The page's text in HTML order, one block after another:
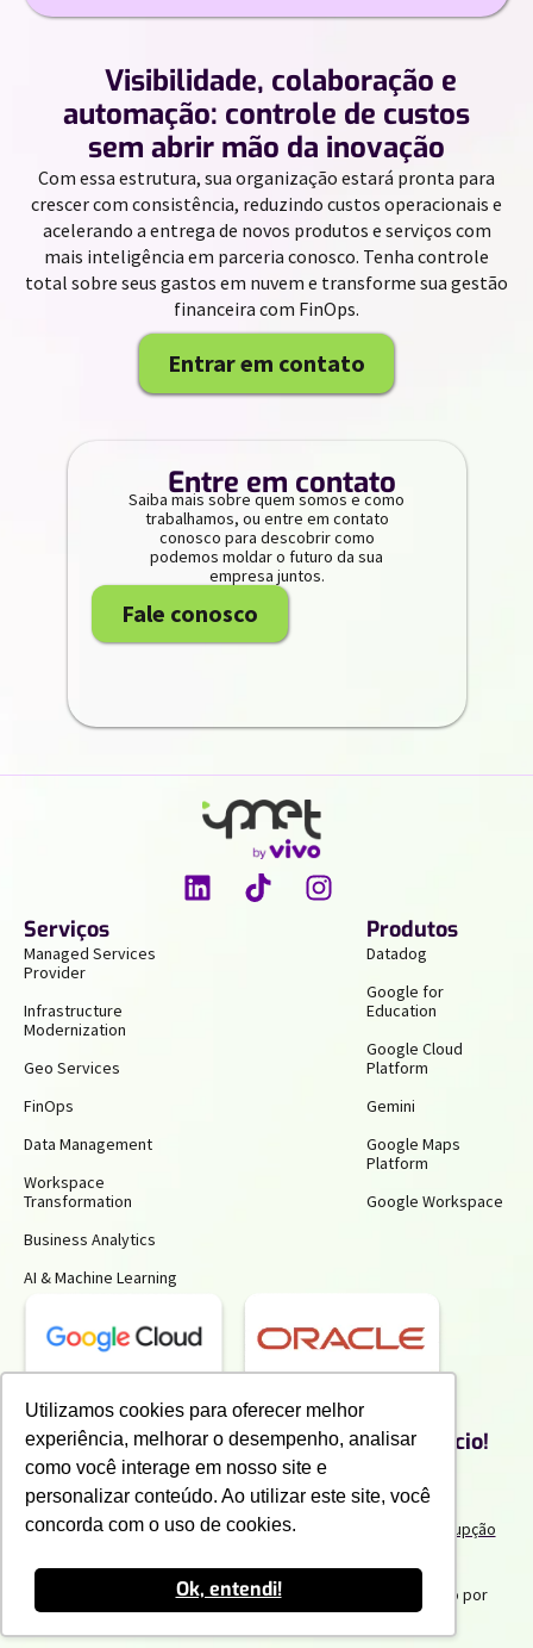
Utilizamos cookies para oferecer melhor
experiência, melhorar o desempenho, analisar
como você interage em nosso site e
personalizar conteúdo. Ao utilizar este site, você
concorda com o uso de cookies.
Ok, entendi!
//Visibilidade, colaboração e
automação: controle de custos
sem abrir mão da inovação
Com essa estrutura, sua organização estará pronta para
crescer com consistência, reduzindo custos operacionais e
acelerando a entrega de novos produtos e serviços com
mais inteligência em parceria conosco. Tenha controle
total sobre seus gastos em nuvem e transforme sua gestão
financeira com FinOps.
Entrar em contato
Entre em contato
Saiba mais sobre quem somos e como
trabalhamos, ou entre em contato
conosco para descobrir como
podemos moldar o futuro da sua
empresa juntos.
Fale conosco
Serviços
Managed Services
Provider
Infrastructure
Modernization
Geo Services
FinOps
Data Management
Workspace
Transformation
Business Analytics
AI & Machine Learning
Produtos
Datadog
Google for
Education
Google Cloud
Platform
Gemini
Google Maps
Platform
Google Workspace
Receba insights gratuitos e gere mais
produtividade e economia para o seu negócio!
Inscreva-se para receber nossos conteúdos exclusivos.
2025 IPNET by Vivo. Todos os direitos reservados. Criado por
Innuvem Consultoria
Termos de uso e Politicas de Privacidade
Politicas Anticorrupção
Portal do ClienteCanal de DenunciaTrabalhe Conosco